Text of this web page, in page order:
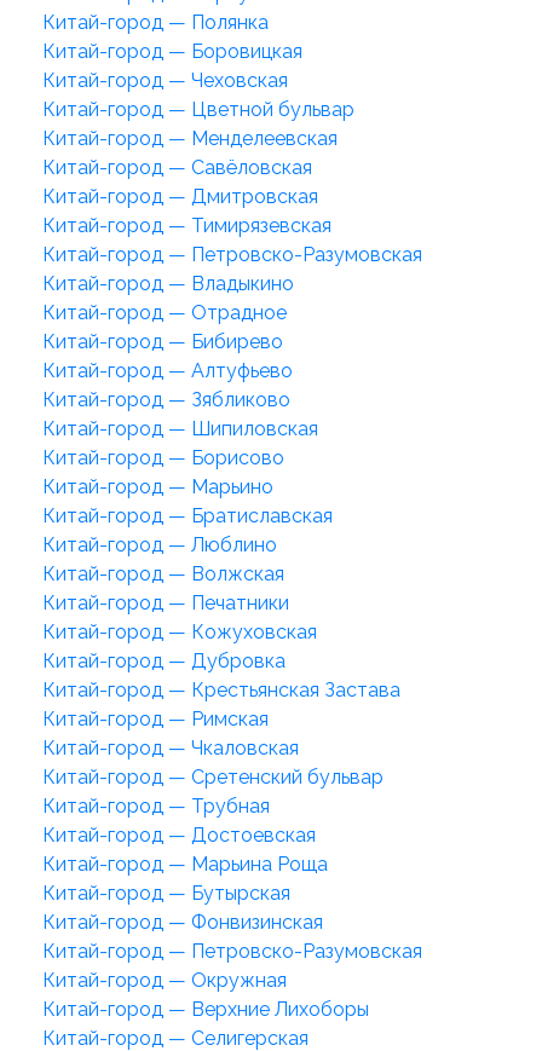
Китай-город — Полянка
Китай-город — Боровицкая
Китай-город — Чеховская
Китай-город — Цветной бульвар
Китай-город — Менделеевская
Китай-город — Савёловская
Китай-город — Дмитровская
Китай-город — Тимирязевская
Китай-город — Петровско-Разумовская
Китай-город — Владыкино
Китай-город — Отрадное
Китай-город — Бибирево
Китай-город — Алтуфьево
Китай-город — Зябликово
Китай-город — Шипиловская
Китай-город — Борисово
Китай-город — Марьино
Китай-город — Братиславская
Китай-город — Люблино
Китай-город — Волжская
Китай-город — Печатники
Китай-город — Кожуховская
Китай-город — Дубровка
Китай-город — Крестьянская Застава
Китай-город — Римская
Китай-город — Чкаловская
Китай-город — Сретенский бульвар
Китай-город — Трубная
Китай-город — Достоевская
Китай-город — Марьина Роща
Китай-город — Бутырская
Китай-город — Фонвизинская
Китай-город — Петровско-Разумовская
Китай-город — Окружная
Китай-город — Верхние Лихоборы
Китай-город — Селигерская